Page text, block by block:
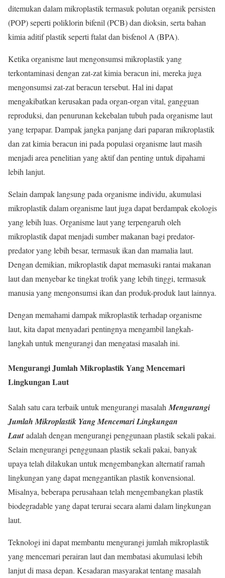
ditemukan dalam mikroplastik termasuk polutan organik persisten
(POP) seperti poliklorin bifenil (PCB) dan dioksin, serta bahan
kimia aditif plastik seperti ftalat dan bisfenol A (BPA).
Ketika organisme laut mengonsumsi mikroplastik yang
terkontaminasi dengan zat-zat kimia beracun ini, mereka juga
mengonsumsi zat-zat beracun tersebut. Hal ini dapat
mengakibatkan kerusakan pada organ-organ vital, gangguan
reproduksi, dan penurunan kekebalan tubuh pada organisme laut
yang terpapar. Dampak jangka panjang dari paparan mikroplastik
dan zat kimia beracun ini pada populasi organisme laut masih
menjadi area penelitian yang aktif dan penting untuk dipahami
lebih lanjut.
Selain dampak langsung pada organisme individu, akumulasi
mikroplastik dalam organisme laut juga dapat berdampak ekologis
yang lebih luas. Organisme laut yang terpengaruh oleh
mikroplastik dapat menjadi sumber makanan bagi predator-
predator yang lebih besar, termasuk ikan dan mamalia laut.
Dengan demikian, mikroplastik dapat memasuki rantai makanan
laut dan menyebar ke tingkat trofik yang lebih tinggi, termasuk
manusia yang mengonsumsi ikan dan produk-produk laut lainnya.
Dengan memahami dampak mikroplastik terhadap organisme
laut, kita dapat menyadari pentingnya mengambil langkah-
langkah untuk mengurangi dan mengatasi masalah ini.
Mengurangi Jumlah Mikroplastik Yang Mencemari
Lingkungan Laut
Salah satu cara terbaik untuk mengurangi masalah Mengurangi
Jumlah Mikroplastik Yang Mencemari Lingkungan
Lautadalah dengan mengurangi penggunaan plastik sekali pakai.
Selain mengurangi penggunaan plastik sekali pakai, banyak
upaya telah dilakukan untuk mengembangkan alternatif ramah
lingkungan yang dapat menggantikan plastik konvensional.
Misalnya, beberapa perusahaan telah mengembangkan plastik
biodegradable yang dapat terurai secara alami dalam lingkungan
laut.
Teknologi ini dapat membantu mengurangi jumlah mikroplastik
yang mencemari perairan laut dan membatasi akumulasi lebih
lanjut di masa depan. Kesadaran masyarakat tentang masalah